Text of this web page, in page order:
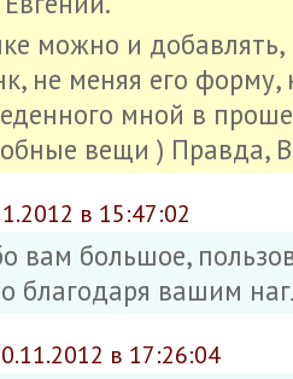
можно и добавлять,
не меняя его
мной в
вещи ) Правда,
в 15:47:02
вам большое,
благодаря вашим
в 17:26:04